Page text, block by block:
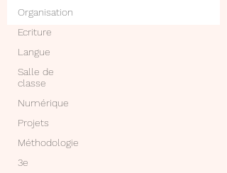
Organisation
Ecriture
Langue
Salle de
classe
Numérique
Projets
Méthodologie
3e